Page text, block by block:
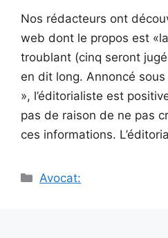
Nos rédacteurs ont
web dont le propos est
troublant (cinq seront
en dit long. Annoncé sous
», l’éditorialiste est
pas de raison de ne pas
ces informations.
Catégories
Avocat: